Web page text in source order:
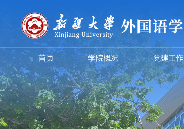
首页 学院概况 党建工作